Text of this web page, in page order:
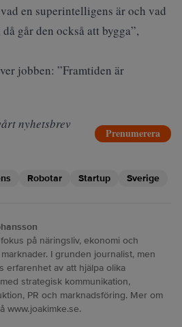
en superintelligens är och vad
går den också att bygga”,
jobben: ”Framtiden är
nyhetsbrev
Prenumerera
Robotar Startup Sverige
på näringsliv, ekonomi och
I grunden journalist, men
erfarenhet av att hjälpa olika
strategisk kommunikation,
PR och marknadsföring. Mer om
www.joakimke.se.